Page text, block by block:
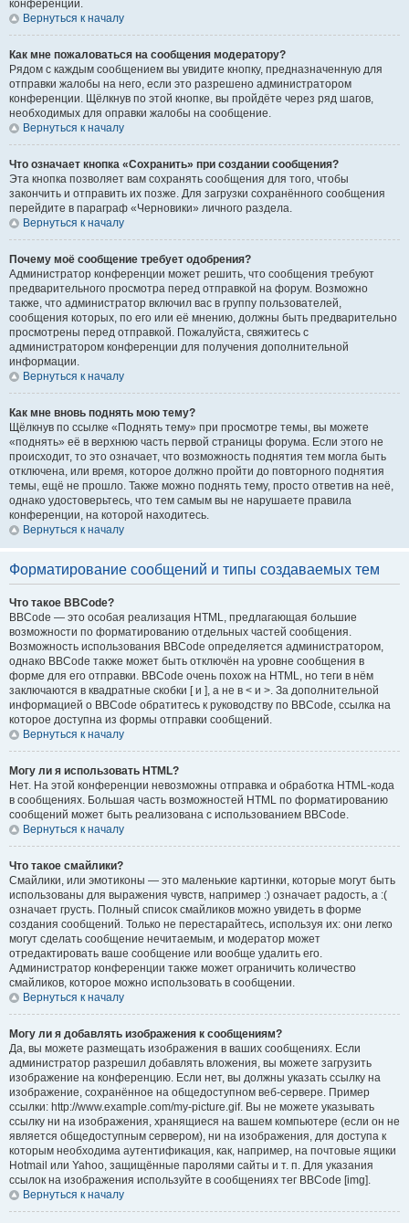
конференции.
Вернуться к началу
Как мне пожаловаться на сообщения модератору?
Рядом с каждым сообщением вы увидите кнопку, предназначенную для
отправки жалобы на него, если это разрешено администратором
конференции. Щёлкнув по этой кнопке, вы пройдёте через ряд шагов,
необходимых для оправки жалобы на сообщение.
Вернуться к началу
Что означает кнопка «Сохранить» при создании сообщения?
Эта кнопка позволяет вам сохранять сообщения для того, чтобы
закончить и отправить их позже. Для загрузки сохранённого сообщения
перейдите в параграф «Черновики» личного раздела.
Вернуться к началу
Почему моё сообщение требует одобрения?
Администратор конференции может решить, что сообщения требуют
предварительного просмотра перед отправкой на форум. Возможно
также, что администратор включил вас в группу пользователей,
сообщения которых, по его или её мнению, должны быть предварительно
просмотрены перед отправкой. Пожалуйста, свяжитесь с
администратором конференции для получения дополнительной
информации.
Вернуться к началу
Как мне вновь поднять мою тему?
Щёлкнув по ссылке «Поднять тему» при просмотре темы, вы можете
«поднять» её в верхнюю часть первой страницы форума. Если этого не
происходит, то это означает, что возможность поднятия тем могла быть
отключена, или время, которое должно пройти до повторного поднятия
темы, ещё не прошло. Также можно поднять тему, просто ответив на неё,
однако удостоверьтесь, что тем самым вы не нарушаете правила
конференции, на которой находитесь.
Вернуться к началу
Форматирование сообщений и типы создаваемых тем
Что такое BBCode?
BBCode — это особая реализация HTML, предлагающая большие
возможности по форматированию отдельных частей сообщения.
Возможность использования BBCode определяется администратором,
однако BBCode также может быть отключён на уровне сообщения в
форме для его отправки. BBCode очень похож на HTML, но теги в нём
заключаются в квадратные скобки [ и ], а не в < и >. За дополнительной
информацией о BBCode обратитесь к руководству по BBCode, ссылка на
которое доступна из формы отправки сообщений.
Вернуться к началу
Могу ли я использовать HTML?
Нет. На этой конференции невозможны отправка и обработка HTML-кода
в сообщениях. Большая часть возможностей HTML по форматированию
сообщений может быть реализована с использованием BBCode.
Вернуться к началу
Что такое смайлики?
Смайлики, или эмотиконы — это маленькие картинки, которые могут быть
использованы для выражения чувств, например :) означает радость, а :(
означает грусть. Полный список смайликов можно увидеть в форме
создания сообщений. Только не перестарайтесь, используя их: они легко
могут сделать сообщение нечитаемым, и модератор может
отредактировать ваше сообщение или вообще удалить его.
Администратор конференции также может ограничить количество
смайликов, которое можно использовать в сообщении.
Вернуться к началу
Могу ли я добавлять изображения к сообщениям?
Да, вы можете размещать изображения в ваших сообщениях. Если
администратор разрешил добавлять вложения, вы можете загрузить
изображение на конференцию. Если нет, вы должны указать ссылку на
изображение, сохранённое на общедоступном веб-сервере. Пример
ссылки: http://www.example.com/my-picture.gif. Вы не можете указывать
ссылку ни на изображения, хранящиеся на вашем компьютере (если он не
является общедоступным сервером), ни на изображения, для доступа к
которым необходима аутентификация, как, например, на почтовые ящики
Hotmail или Yahoo, защищённые паролями сайты и т. п. Для указания
ссылок на изображения используйте в сообщениях тег BBCode [img].
Вернуться к началу